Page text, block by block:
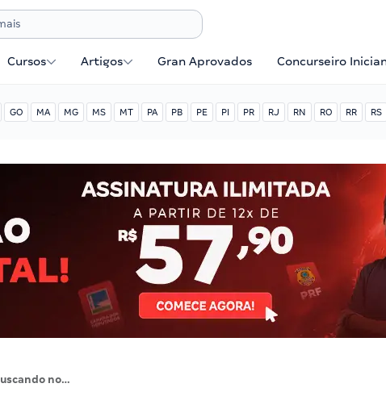
Cursos Artigos Gran Aprovados Concurseiro
GO MA MG MS MT PA PB PE PI PR RJ RN RO RR RS
Buscando novas oportunidades, Frederico O. apostou nos estudos!